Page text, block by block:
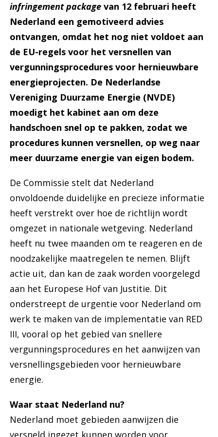
infringement package van 12 februari heeft
Nederland een gemotiveerd advies
ontvangen, omdat het nog niet voldoet aan
de EU-regels voor het versnellen van
vergunningsprocedures voor hernieuwbare
energieprojecten. De Nederlandse
Vereniging Duurzame Energie (NVDE)
moedigt het kabinet aan om deze
handschoen snel op te pakken, zodat we
procedures kunnen versnellen, op weg naar
meer duurzame energie van eigen bodem.
De Commissie stelt dat Nederland
onvoldoende duidelijke en precieze informatie
heeft verstrekt over hoe de richtlijn wordt
omgezet in nationale wetgeving. Nederland
heeft nu twee maanden om te reageren en de
noodzakelijke maatregelen te nemen. Blijft
actie uit, dan kan de zaak worden voorgelegd
aan het Europese Hof van Justitie. Dit
onderstreept de urgentie voor Nederland om
werk te maken van de implementatie van RED
III, vooral op het gebied van snellere
vergunningsprocedures en het aanwijzen van
versnellingsgebieden voor hernieuwbare
energie.
Waar staat Nederland nu?
Nederland moet gebieden aanwijzen die
versneld ingezet kunnen worden voor